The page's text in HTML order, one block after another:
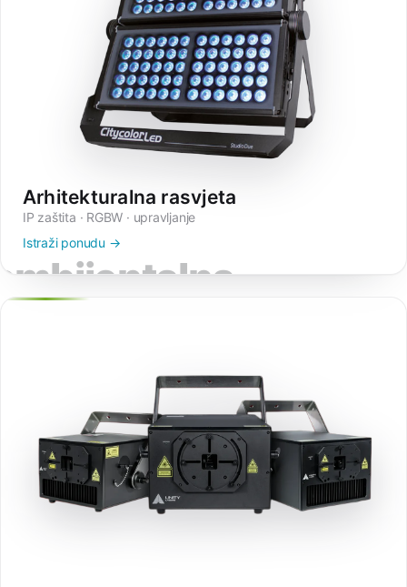
Arhitekturalna rasvjeta
IP zaštita · RGBW · upravljanje
Istraži ponudu →